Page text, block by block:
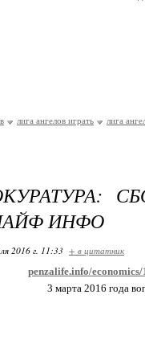
лига ангелов играть лига
ИНФО
2016 г. 11:33 + в цитатник
penzalife.info/economics/
3 марта 2016 года